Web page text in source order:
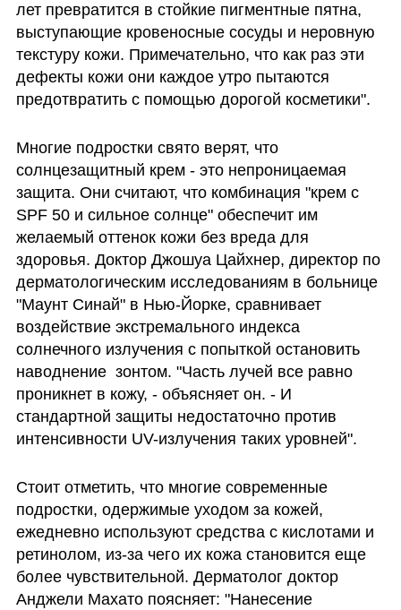
лет превратится в стойкие пигментные пятна,
выступающие кровеносные сосуды и неровную
текстуру кожи. Примечательно, что как раз эти
дефекты кожи они каждое утро пытаются
предотвратить с помощью дорогой косметики".
Многие подростки свято верят, что
солнцезащитный крем - это непроницаемая
защита. Они считают, что комбинация "крем с
SPF 50 и сильное солнце" обеспечит им
желаемый оттенок кожи без вреда для
здоровья. Доктор Джошуа Цайхнер, директор по
дерматологическим исследованиям в больнице
"Маунт Синай" в Нью-Йорке, сравнивает
воздействие экстремального индекса
солнечного излучения с попыткой остановить
наводнение  зонтом. "Часть лучей все равно
проникнет в кожу, - объясняет он. - И
стандартной защиты недостаточно против
интенсивности UV-излучения таких уровней".
Стоит отметить, что многие современные
подростки, одержимые уходом за кожей,
ежедневно используют средства с кислотами и
ретинолом, из-за чего их кожа становится еще
более чувствительной. Дерматолог доктор
Анджели Махато поясняет: "Нанесение